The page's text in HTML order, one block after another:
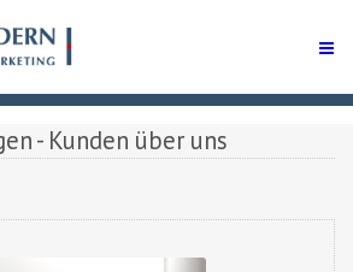
- Kunden über uns